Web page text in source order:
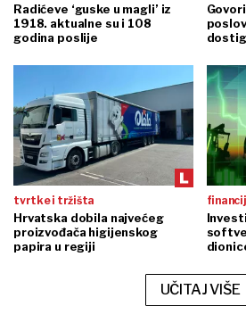
Radićeve ‘guske u magli’ iz
1918. aktualne su i 108
godina poslije
tvrtke i tržišta
Hrvatska dobila najvećeg
proizvođača higijenskog
papira u regiji
UČITAJ VIŠE